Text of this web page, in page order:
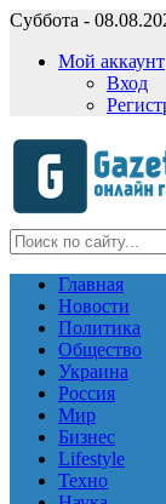
Суббота -
Мой аккаунт
Вход
Главная
Новости
Политика
Общество
Украина
Россия
Мир
Бизнес
Lifestyle
Техно